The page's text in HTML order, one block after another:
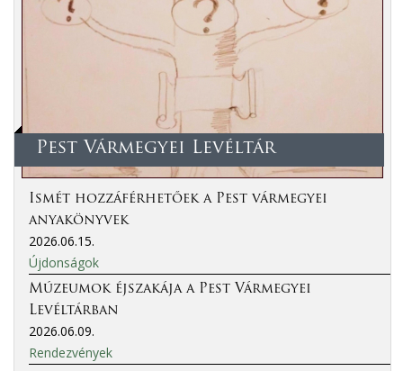
Pest Vármegyei Levéltár
Ismét hozzáférhetőek a Pest vármegyei
anyakönyvek
2026.06.15.
Újdonságok
Múzeumok éjszakája a Pest Vármegyei
Levéltárban
2026.06.09.
Rendezvények